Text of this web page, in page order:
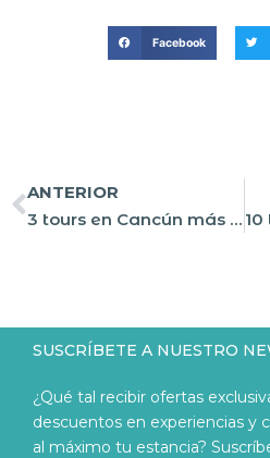
Facebook
ANTERIOR
3 tours en Cancún más populares entre viajeros
SUSCRÍBETE A NUESTRO
¿Qué tal recibir ofertas
descuentos en experiencias y
al máximo tu estancia?